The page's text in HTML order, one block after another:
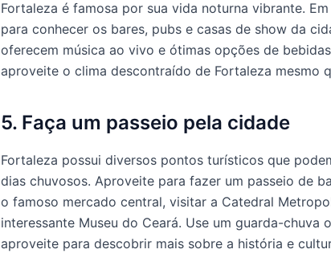
Fortaleza é famosa por sua vida noturna vibrante.
para conhecer os bares, pubs e casas de show da
oferecem música ao vivo e ótimas opções de
aproveite o clima descontraído de Fortaleza mesmo
5. Faça um passeio pela cidade
Fortaleza possui diversos pontos turísticos que
dias chuvosos. Aproveite para fazer um passeio de
o famoso mercado central, visitar a Catedral
interessante Museu do Ceará. Use um guarda-chuva
aproveite para descobrir mais sobre a história e